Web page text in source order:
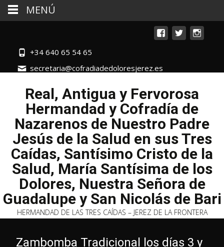
+34 640 65 54 65
secretaria@cofradiadedoloresjerez.es
Real, Antigua y Fervorosa
Hermandad y Cofradía de
Nazarenos de Nuestro Padre
Jesús de la Salud en sus Tres
Caídas, Santísimo Cristo de la
Salud, María Santísima de los
Dolores, Nuestra Señora de
Guadalupe y San Nicolás de Bari
HERMANDAD DE LAS TRES CAÍDAS – JEREZ DE LA FRONTERA
Zambomba Tradicional los días 3 y
MENÚ